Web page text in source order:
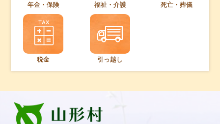
年金・保険 福祉・介護 死亡・葬儀
税金 引っ越し